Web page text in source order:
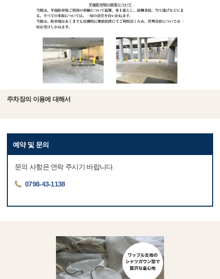
주차장의 이용에 대해서
예약 및 문의
문의 사항은 연락 주시기 바랍니다.
0798-43-1138